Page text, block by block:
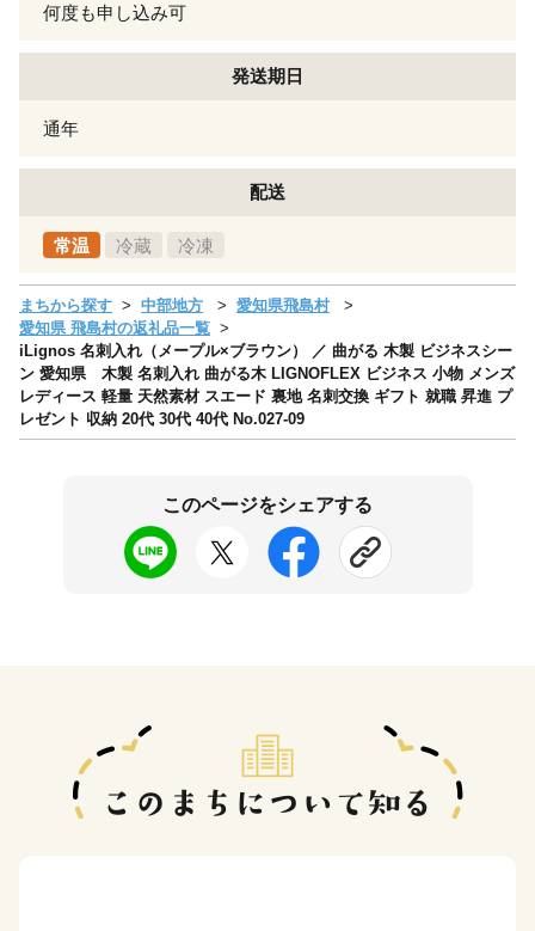
何度も申し込み可
発送期日
通年
配送
常温 冷蔵 冷凍
まちから探す 中部地方
愛知県飛島村
愛知県 飛島村の返礼品一覧
iLignos 名刺入れ（メープル×ブラウン） ／ 曲がる 木製 ビジネスシー
ン 愛知県 木製 名刺入れ 曲がる木 LIGNOFLEX ビジネス 小物 メンズ
レディース 軽量 天然素材 スエード 裏地 名刺交換 ギフト 就職 昇進 プ
レゼント 収納 20代 30代 40代 No.027-09
このページをシェアする